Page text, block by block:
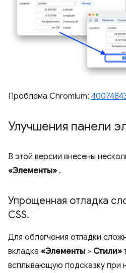
Проблема Chromium:
Улучшения панели
В этой версии внесены
«Элементы» .
Упрощенная отладка
CSS.
Для облегчения отладки
вкладка «Элементы > Стили»
всплывающую подсказку при